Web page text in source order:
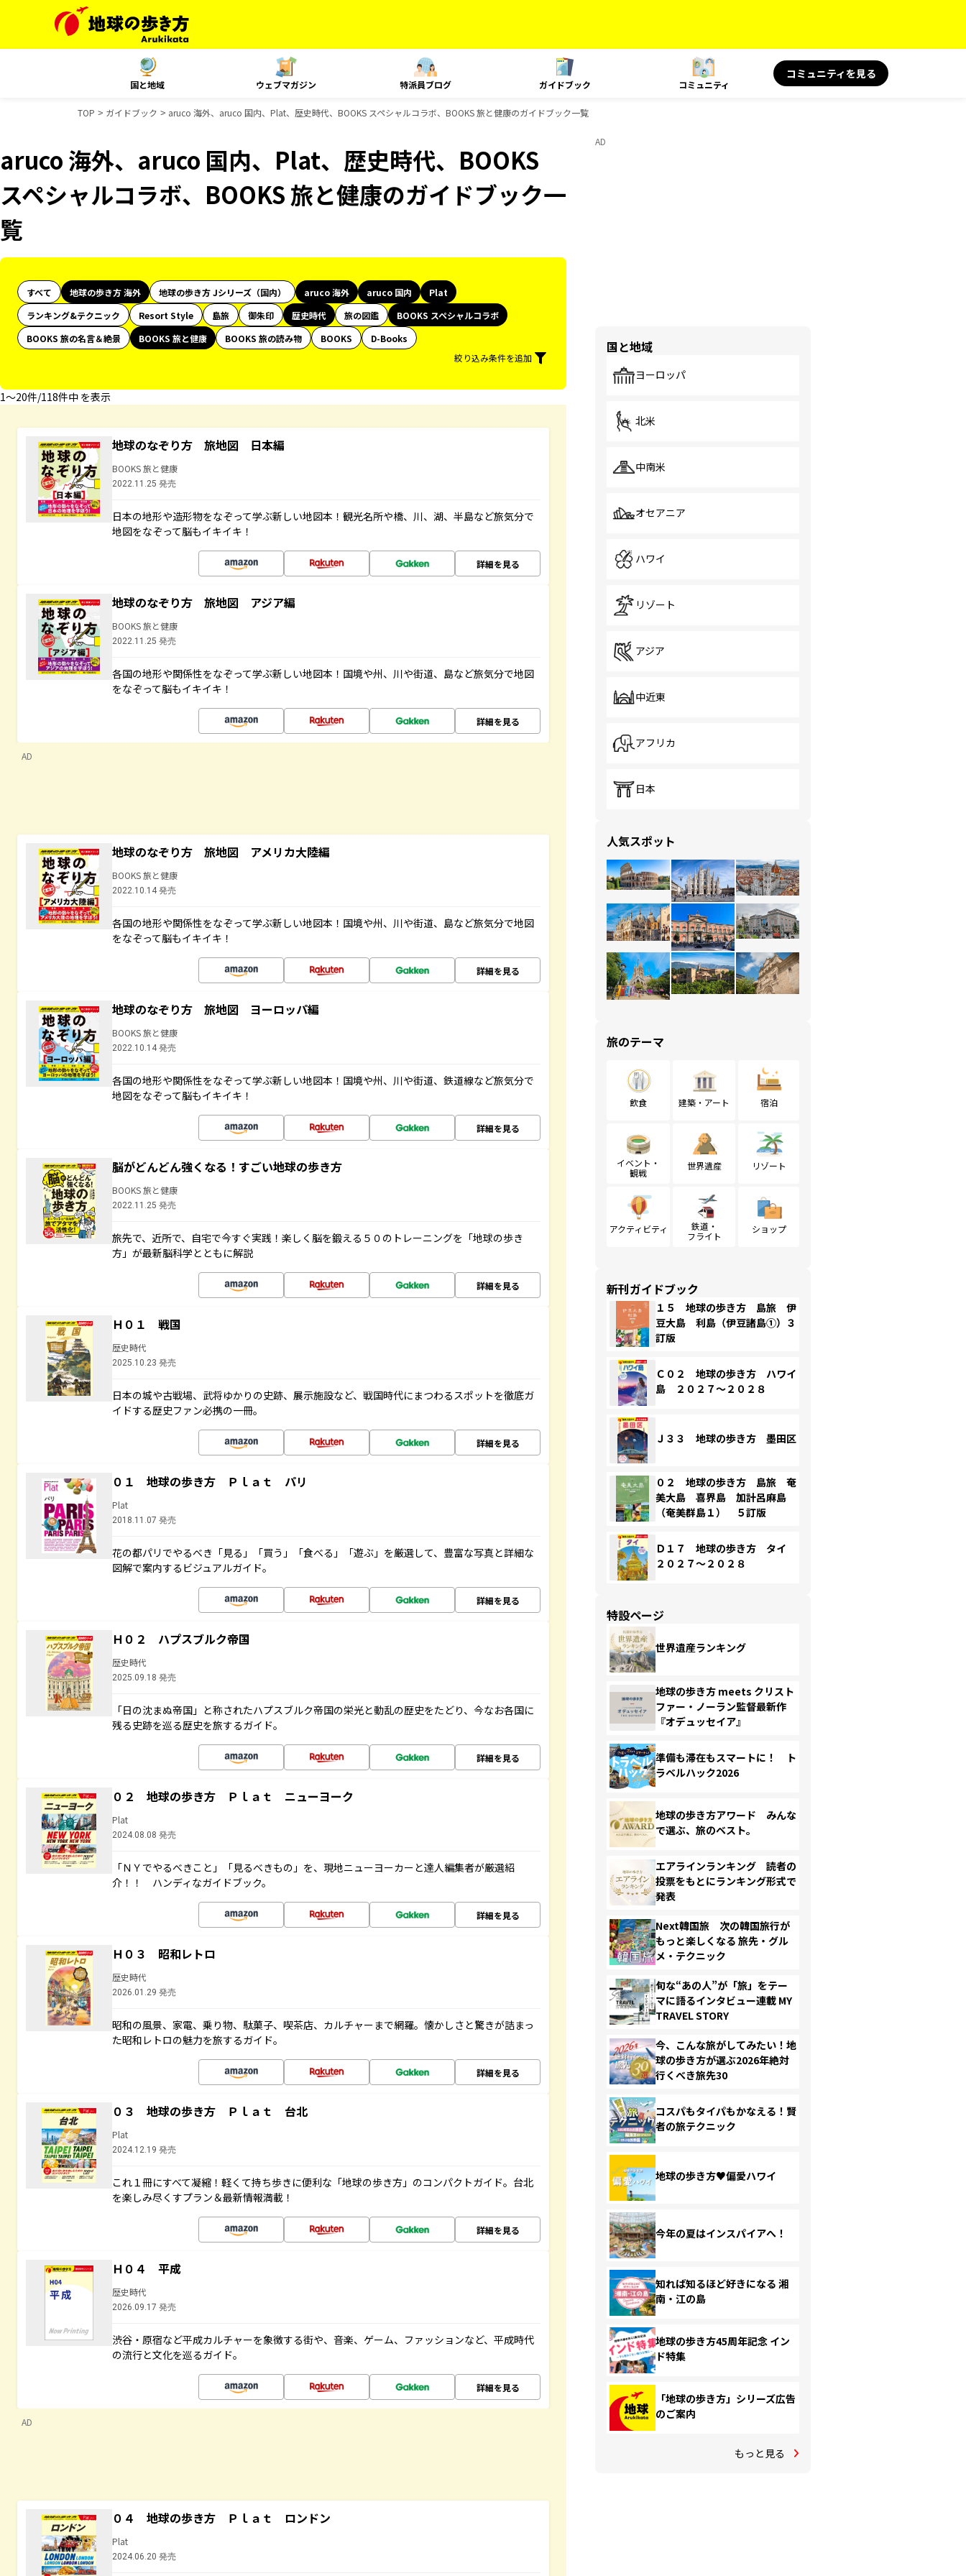
国と地域 ウェブマガジン 特派員ブログ ガイドブック コミュニティ
コミュニティを見る
TOP ガイドブック aruco 海外、aruco 国内、Plat、歴史時代、BOOKS スペシャルコラボ、BOOKS 旅と健康のガイドブック一覧
aruco 海外、aruco 国内、Plat、歴史時代、BOOKS
スペシャルコラボ、BOOKS 旅と健康のガイドブック一
覧
すべて 地球の歩き方 海外 地球の歩き方 Jシリーズ（国内） aruco 海外 aruco 国内
Plat
ランキング&テクニック
Resort Style 島旅 御朱印 歴史時代 旅の図鑑
BOOKS スペシャルコラボ
BOOKS 旅の名言＆絶景
BOOKS 旅と健康 BOOKS 旅の読み物 BOOKS
D-Books
絞り込み条件を追加
1〜20件/118件中 を表示
地球のなぞり方 旅地図 日本編
BOOKS 旅と健康
2022.11.25 発売
日本の地形や造形物をなぞって学ぶ新しい地図本！観光名所や橋、川、湖、半島など旅気分で
地図をなぞって脳もイキイキ！
詳細を見る
地球のなぞり方 旅地図 アジア編
BOOKS 旅と健康
2022.11.25 発売
各国の地形や関係性をなぞって学ぶ新しい地図本！国境や州、川や街道、島など旅気分で地図
をなぞって脳もイキイキ！
詳細を見る
AD
地球のなぞり方 旅地図 アメリカ大陸編
BOOKS 旅と健康
2022.10.14 発売
各国の地形や関係性をなぞって学ぶ新しい地図本！国境や州、川や街道、島など旅気分で地図
をなぞって脳もイキイキ！
詳細を見る
地球のなぞり方 旅地図 ヨーロッパ編
BOOKS 旅と健康
2022.10.14 発売
各国の地形や関係性をなぞって学ぶ新しい地図本！国境や州、川や街道、鉄道線など旅気分で
地図をなぞって脳もイキイキ！
詳細を見る
脳がどんどん強くなる！すごい地球の歩き方
BOOKS 旅と健康
2022.11.25 発売
旅先で、近所で、自宅で今すぐ実践！楽しく脳を鍛える５０のトレーニングを「地球の歩き
方」が最新脳科学とともに解説
詳細を見る
Ｈ０１ 戦国
歴史時代
2025.10.23 発売
日本の城や古戦場、武将ゆかりの史跡、展示施設など、戦国時代にまつわるスポットを徹底ガ
イドする歴史ファン必携の一冊。
詳細を見る
０１ 地球の歩き方 Ｐｌａｔ パリ
Plat
2018.11.07 発売
花の都パリでやるべき「見る」「買う」「食べる」「遊ぶ」を厳選して、豊富な写真と詳細な
図解で案内するビジュアルガイド。
詳細を見る
Ｈ０２ ハプスブルク帝国
歴史時代
2025.09.18 発売
「日の沈まぬ帝国」と称されたハプスブルク帝国の栄光と動乱の歴史をたどり、今なお各国に
残る史跡を巡る歴史を旅するガイド。
詳細を見る
０２ 地球の歩き方 Ｐｌａｔ ニューヨーク
Plat
2024.08.08 発売
「ＮＹでやるべきこと」「見るべきもの」を、現地ニューヨーカーと達人編集者が厳選紹
介！！ ハンディなガイドブック。
詳細を見る
Ｈ０３ 昭和レトロ
歴史時代
2026.01.29 発売
昭和の風景、家電、乗り物、駄菓子、喫茶店、カルチャーまで網羅。懐かしさと驚きが詰まっ
た昭和レトロの魅力を旅するガイド。
詳細を見る
０３ 地球の歩き方 Ｐｌａｔ 台北
Plat
2024.12.19 発売
これ１冊にすべて凝縮！軽くて持ち歩きに便利な「地球の歩き方」のコンパクトガイド。台北
を楽しみ尽くすプラン＆最新情報満載！
詳細を見る
Ｈ０４ 平成
歴史時代
2026.09.17 発売
渋谷・原宿など平成カルチャーを象徴する街や、音楽、ゲーム、ファッションなど、平成時代
の流行と文化を巡るガイド。
詳細を見る
AD
０４ 地球の歩き方 Ｐｌａｔ ロンドン
Plat
2024.06.20 発売
AD
国と地域
ヨーロッパ
北米
中南米
オセアニア
ハワイ
リゾート
アジア
中近東
アフリカ
日本
人気スポット
旅のテーマ
飲食 建築・アート 宿泊
イベント・
観戦
世界遺産 リゾート
アクティビティ
鉄道・
フライト
ショップ
新刊ガイドブック
１５ 地球の歩き方 島旅 伊
豆大島 利島（伊豆諸島①）３
訂版
Ｃ０２ 地球の歩き方 ハワイ
島 ２０２７～２０２８
Ｊ３３ 地球の歩き方 墨田区
０２ 地球の歩き方 島旅 奄
美大島 喜界島 加計呂麻島
（奄美群島１） ５訂版
Ｄ１７ 地球の歩き方 タイ
２０２７～２０２８
特設ページ
世界遺産ランキング
地球の歩き方 meets クリスト
ファー・ノーラン監督最新作
『オデュッセイア』
準備も滞在もスマートに！ ト
ラベルハック2026
地球の歩き方アワード みんな
で選ぶ、旅のベスト。
エアラインランキング 読者の
投票をもとにランキング形式で
発表
Next韓国旅 次の韓国旅行が
もっと楽しくなる 旅先・グル
メ・テクニック
旬な“あの人”が「旅」をテー
マに語るインタビュー連載 MY
TRAVEL STORY
今、こんな旅がしてみたい！地
球の歩き方が選ぶ2026年絶対
行くべき旅先30
コスパもタイパもかなえる！賢
者の旅テクニック
地球の歩き方♥偏愛ハワイ
今年の夏はインスパイアへ！
知れば知るほど好きになる 湘
南・江の島
地球の歩き方45周年記念 イン
ド特集
「地球の歩き方」シリーズ広告
のご案内
もっと見る